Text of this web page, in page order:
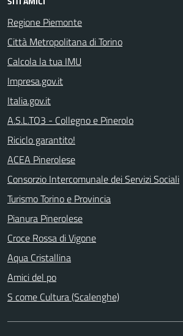
Regione Piemonte
Città Metropolitana di Torino
Calcola la tua IMU
Impresa.gov.it
Italia.gov.it
A.S.L.TO3 - Collegno e Pinerolo
Riciclo garantito!
ACEA Pinerolese
Consorzio Intercomunale dei Servizi Sociali
Turismo Torino e Provincia
Pianura Pinerolese
Croce Rossa di Vigone
Aqua Cristallina
Amici del po
S come Cultura (Scalenghe)